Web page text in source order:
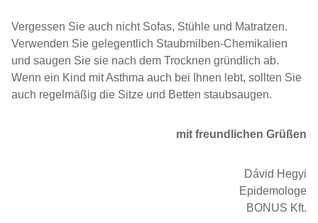
Vergessen Sie auch nicht Sofas, Stühle und Matratzen.
Verwenden Sie gelegentlich Staubmilben-Chemikalien
und saugen Sie sie nach dem Trocknen gründlich ab.
Wenn ein Kind mit Asthma auch bei Ihnen lebt, sollten Sie
auch regelmäßig die Sitze und Betten staubsaugen.
mit freundlichen Grüßen
Dávid Hegyi
Epidemologe
BONUS Kft.